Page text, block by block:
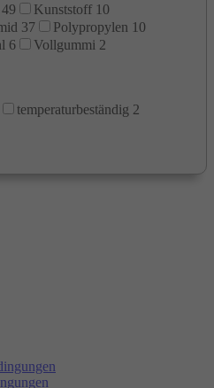
49 Kunststoff 10
37 Polypropylen 10
6 Vollgummi 2
temperaturbeständig 2